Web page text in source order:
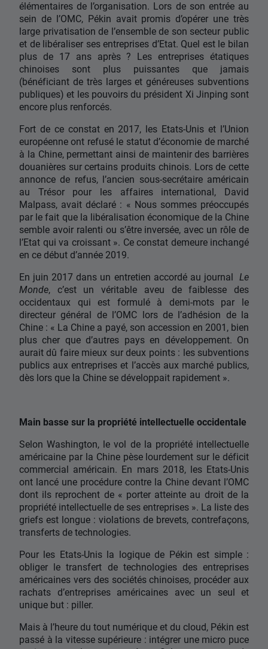
élémentaires de l’organisation. Lors de son entrée au
sein de l’OMC, Pékin avait promis d’opérer une très
large privatisation de l’ensemble de son secteur public
et de libéraliser ses entreprises d’Etat. Quel est le bilan
plus de 17 ans après ? Les entreprises étatiques
chinoises sont plus puissantes que jamais
(bénéficiant de très larges et généreuses subventions
publiques) et les pouvoirs du président Xi Jinping sont
encore plus renforcés.
Fort de ce constat en 2017, les Etats-Unis et l’Union
européenne ont refusé le statut d’économie de marché
à la Chine, permettant ainsi de maintenir des barrières
douanières sur certains produits chinois. Lors de cette
annonce de refus, l’ancien sous-secrétaire américain
au Trésor pour les affaires international, David
Malpass, avait déclaré : « Nous sommes préoccupés
par le fait que la libéralisation économique de la Chine
semble avoir ralenti ou s’être inversée, avec un rôle de
l’Etat qui va croissant ». Ce constat demeure inchangé
en ce début d’année 2019.
En juin 2017 dans un entretien accordé au journal Le
Monde, c’est un véritable aveu de faiblesse des
occidentaux qui est formulé à demi-mots par le
directeur général de l’OMC lors de l’adhésion de la
Chine : « La Chine a payé, son accession en 2001, bien
plus cher que d’autres pays en développement. On
aurait dû faire mieux sur deux points : les subventions
publics aux entreprises et l’accès aux marché publics,
dès lors que la Chine se développait rapidement ».
Main basse sur la propriété intellectuelle occidentale
Selon Washington, le vol de la propriété intellectuelle
américaine par la Chine pèse lourdement sur le déficit
commercial américain. En mars 2018, les Etats-Unis
ont lancé une procédure contre la Chine devant l’OMC
dont ils reprochent de « porter atteinte au droit de la
propriété intellectuelle de ses entreprises ». La liste des
griefs est longue : violations de brevets, contrefaçons,
transferts de technologies.
Pour les Etats-Unis la logique de Pékin est simple :
obliger le transfert de technologies des entreprises
américaines vers des sociétés chinoises, procéder aux
rachats d’entreprises américaines avec un seul et
unique but : piller.
Mais à l’heure du tout numérique et du cloud, Pékin est
passé à la vitesse supérieure : intégrer une micro puce